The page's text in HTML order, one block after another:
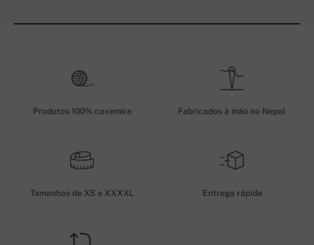
Produtos 100% caxemira Fabricados à mão no Nepal
Tamanhos de XS a XXXXL Entrega rápida